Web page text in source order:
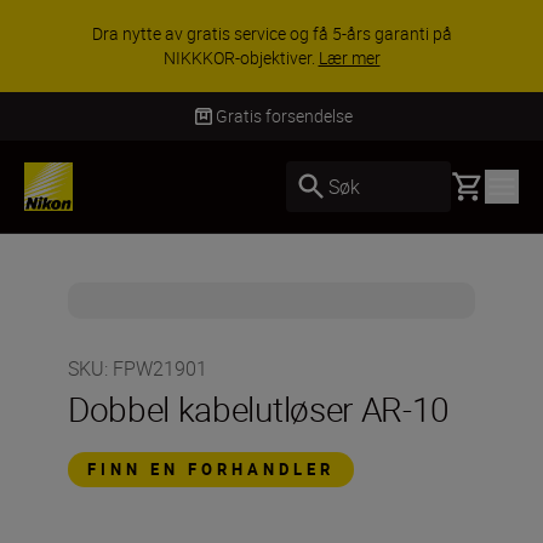
Dra nytte av gratis service og få 5-års garanti på
NIKKKOR-objektiver. Lær mer
Gratis forsendelse
Søk Basket
SKU: FPW21901
Dobbel kabelutløser AR-10
FINN EN FORHANDLER